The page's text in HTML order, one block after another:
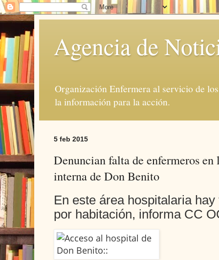
Agencia de
Organización Enfermera al servicio de
la información para la acción.
5 feb 2015
Denuncian falta de enfermeros
interna de Don Benito
En este área hospitalaria
por habitación, informa CC